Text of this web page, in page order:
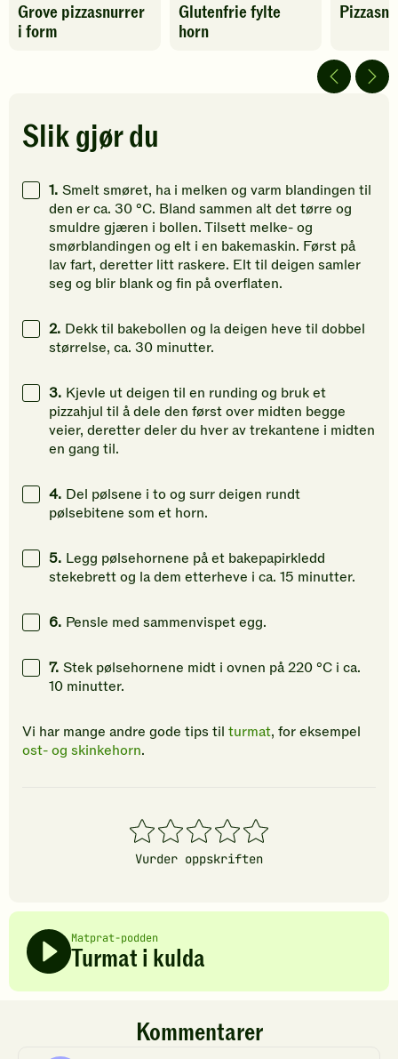
oppskriften
har
stjerner.
Klikk
å
gi
vurdering.
Grove pizzasnurrer
i form
oppskriften
har
gi
din
vurdering.
Glutenfrie fylte
horn
5
av
gi
din
Slik gjør du
1. Smelt smøret, ha i melken og varm blandingen til
den er ca. 30 °C. Bland sammen alt det tørre og
smuldre gjæren i bollen. Tilsett melke- og
smørblandingen og elt i en bakemaskin. Først på
lav fart, deretter litt raskere. Elt til deigen samler
seg og blir blank og fin på overflaten.
2. Dekk til bakebollen og la deigen heve til dobbel
størrelse, ca. 30 minutter.
3. Kjevle ut deigen til en runding og bruk et
pizzahjul til å dele den først over midten begge
veier, deretter deler du hver av trekantene i midten
en gang til.
4. Del pølsene i to og surr deigen rundt
pølsebitene som et horn.
5. Legg pølsehornene på et bakepapirkledd
stekebrett og la dem etterheve i ca. 15 minutter.
6. Pensle med sammenvispet egg.
7. Stek pølsehornene midt i ovnen på 220 °C i ca.
10 minutter.
Vi har mange andre gode tips til turmat, for eksempel
ost- og skinkehorn.
1
stjerner
2
stjerner
3
stjerner
4
stjerner
5
stjerner
Vurder oppskriften
Matprat-podden
Turmat i kulda
Kommentarer